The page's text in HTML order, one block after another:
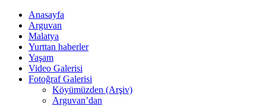
Anasayfa
Arguvan
Malatya
Yurttan haberler
Yaşam
Video Galerisi
Fotoğraf Galerisi
Köyümüzden (Arşiv)
Arguvan’dan